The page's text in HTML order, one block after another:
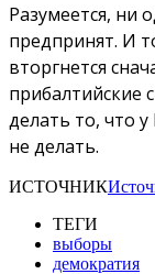
Разумеется, ни
предпринят. И
вторгнется
прибалтийские
делать то, что
не делать.
ИСТОЧНИК
ТЕГИ
выборы
демократия